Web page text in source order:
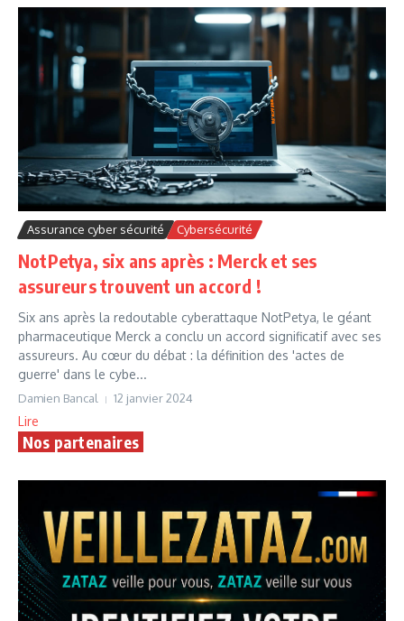
Assurance cyber sécurité Cybersécurité
NotPetya, six ans après : Merck et ses
assureurs trouvent un accord !
Six ans après la redoutable cyberattaque NotPetya, le géant
pharmaceutique Merck a conclu un accord significatif avec ses
assureurs. Au cœur du débat : la définition des 'actes de
guerre' dans le cybe...
Damien Bancal 12 janvier 2024
Lire
Nos partenaires